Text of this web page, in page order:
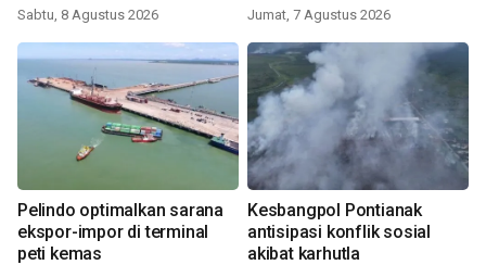
Sabtu, 8 Agustus 2026 Jumat, 7 Agustus 2026
Pelindo optimalkan sarana
ekspor-impor di terminal
peti kemas
Kesbangpol Pontianak
antisipasi konflik sosial
akibat karhutla